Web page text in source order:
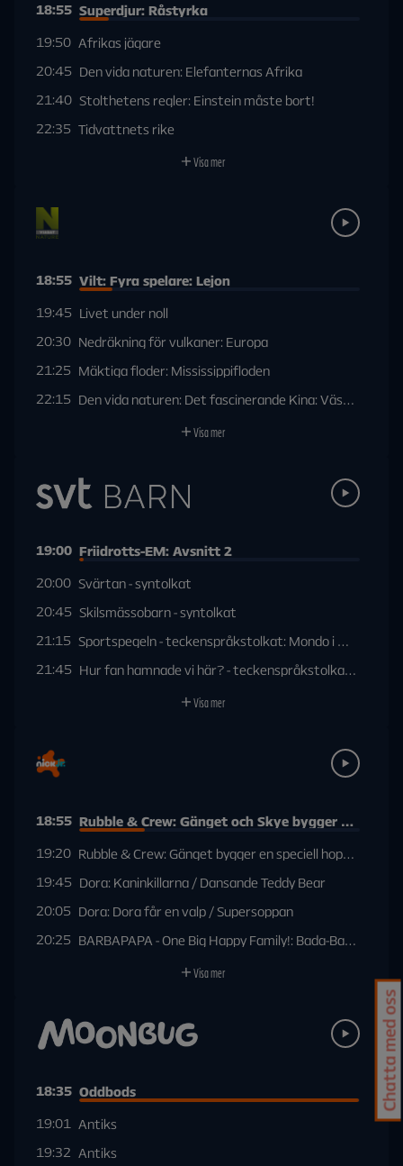
18:55 Superdjur: Råstyrka
19:50 Afrikas jägare
20:45 Den vida naturen: Elefanternas Afrika
21:40 Stolthetens regler: Einstein måste bort!
22:35 Tidvattnets rike
Visa mer
18:55 Vilt: Fyra spelare: Lejon
19:45 Livet under noll
20:30 Nedräkning för vulkaner: Europa
21:25 Mäktiga floder: Mississippifloden
22:15 Den vida naturen: Det fascinerande Kina: Västra Kina
Visa mer
19:00 Friidrotts-EM: Avsnitt 2
20:00 Svärtan - syntolkat
20:45 Skilsmässobarn - syntolkat
21:15 Sportspegeln - teckenspråkstolkat: Mondo i Monaco
21:45 Hur fan hamnade vi här? - teckenspråkstolkat:
Visa mer
18:55 Rubble & Crew: Gänget och Skye bygger en
19:20 Rubble & Crew: Gänget bygger en speciell
19:45 Dora: Kaninkillarna / Dansande Teddy Bear
20:05 Dora: Dora får en valp / Supersoppan
20:25 BARBAPAPA - One Big Happy Family!: Bada-Bam /
Visa mer
18:35 Oddbods
19:01
Antiks
19:32 Antiks
Chatta med oss